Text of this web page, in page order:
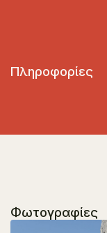
Πληροφορίες
Φωτογραφίες